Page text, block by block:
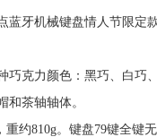
牙机械键盘情人节限定
克力颜色：黑巧、白巧
和茶轴轴体。
约810g。键盘79键全键